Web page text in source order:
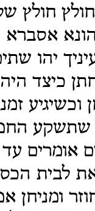
חולץ
אסברא
יהו
כיצד
וכשיגיע
שתשקע
עד
לבית
ומניחן